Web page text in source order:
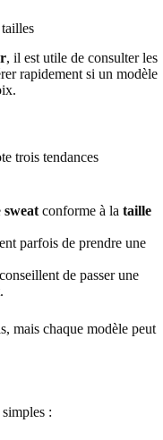
, il est utile de consulter les
rapidement si un modèle
trois tendances
sweat conforme à la taille
parfois de prendre une
de passer une
mais chaque modèle peut
: